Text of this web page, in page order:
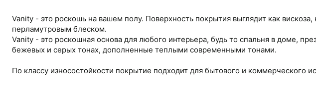
Vanity - это роскошь на вашем полу. Поверхность покрытия выглядит как
перламутровым блеском.
Vanity - это роскошная основа для любого интерьера, будь то спальня в доме,
бежевых и серых тонах, дополненные теплыми современными тонами.
По классу износостойкости покрытие подходит для бытового и коммерческого